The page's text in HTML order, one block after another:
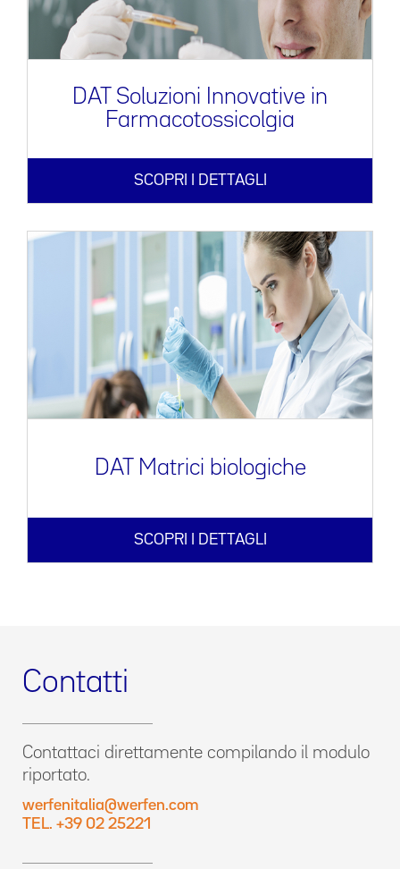
DAT Soluzioni Innovative in
Farmacotossicolgia
SCOPRI I DETTAGLI
DAT Matrici biologiche
SCOPRI I DETTAGLI
Contatti
Contattaci direttamente compilando il modulo
riportato.
werfenitalia@werfen.com
TEL. +39 02 25221